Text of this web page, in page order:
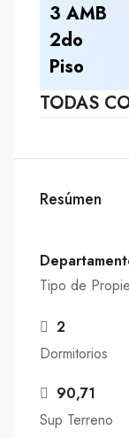
3 AMB
2do
Piso
TODAS
Resúmen
Tipo de
2
Dormitorios
90,71
Sup Terreno